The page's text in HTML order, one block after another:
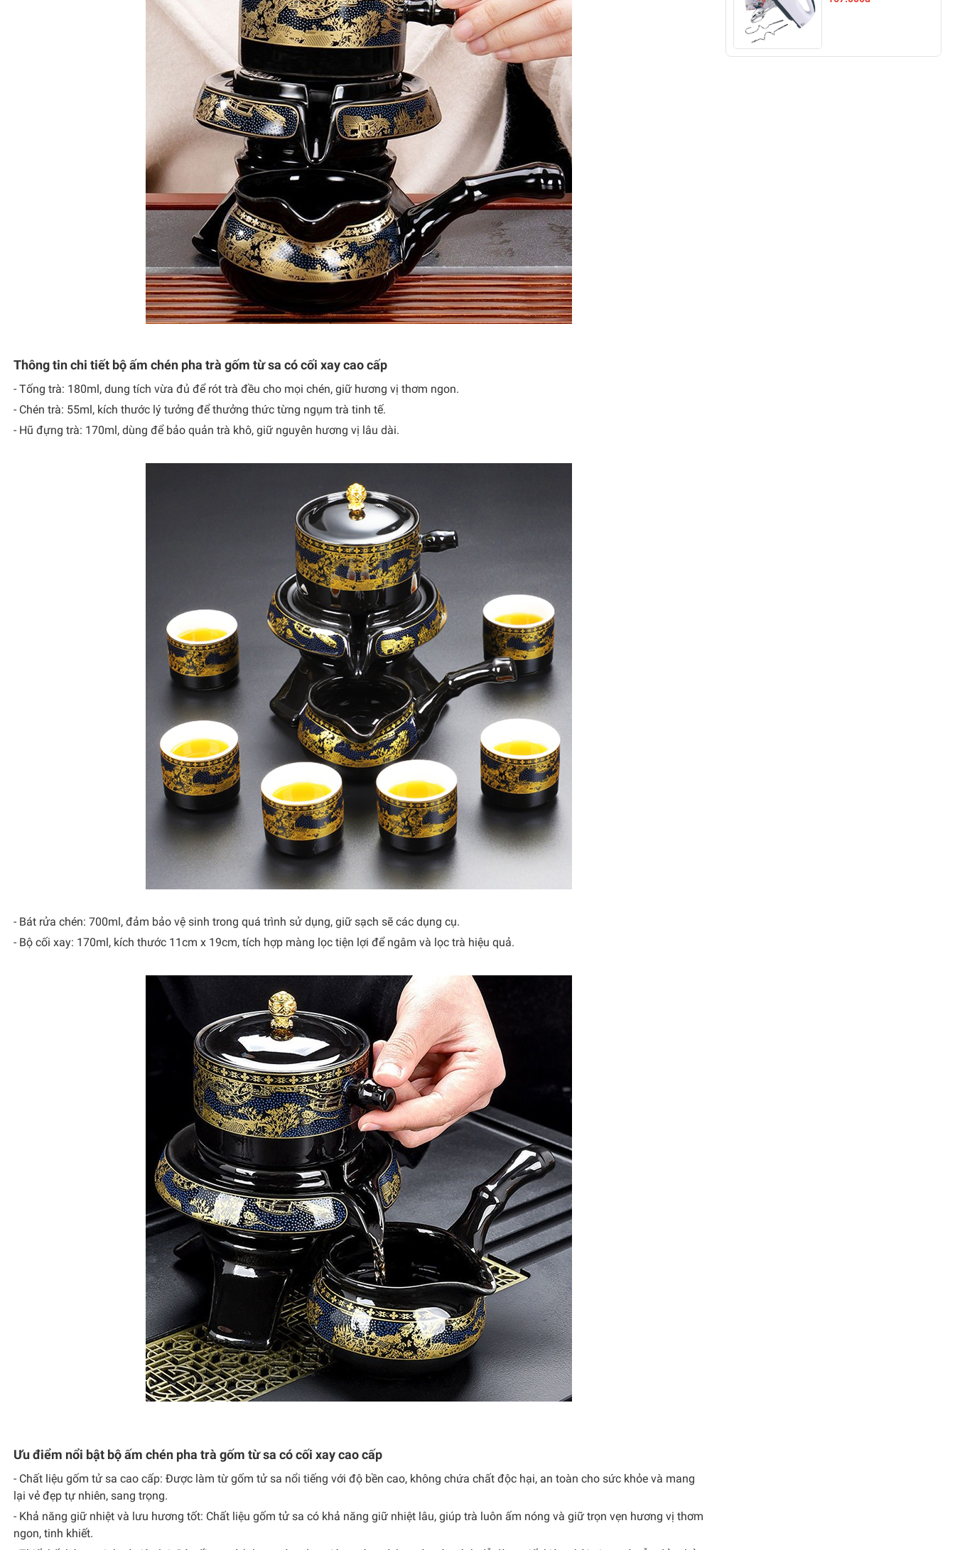
Thông tin chi tiết bộ ấm chén pha trà gốm từ sa có cối xay cao cấp
- Tống trà: 180ml, dung tích vừa đủ để rót trà đều cho mọi chén, giữ hương vị thơm ngon.
- Chén trà: 55ml, kích thước lý tưởng để thưởng thức từng ngụm trà tinh tế.
- Hũ đựng trà: 170ml, dùng để bảo quản trà khô, giữ nguyên hương vị lâu dài.
- Bát rửa chén: 700ml, đảm bảo vệ sinh trong quá trình sử dụng, giữ sạch sẽ các dụng cụ.
- Bộ cối xay: 170ml, kích thước 11cm x 19cm, tích hợp màng lọc tiện lợi để ngâm và lọc trà hiệu quả.
Ưu điểm nổi bật bộ ấm chén pha trà gốm từ sa có cối xay cao cấp
- Chất liệu gốm tử sa cao cấp: Được làm từ gốm tử sa nổi tiếng với độ bền cao, không chứa chất độc hại, an toàn cho sức khỏe và mang
lại vẻ đẹp tự nhiên, sang trọng.
- Khả năng giữ nhiệt và lưu hương tốt: Chất liệu gốm tử sa có khả năng giữ nhiệt lâu, giúp trà luôn ấm nóng và giữ trọn vẹn hương vị thơm
ngon, tinh khiết.
-24%